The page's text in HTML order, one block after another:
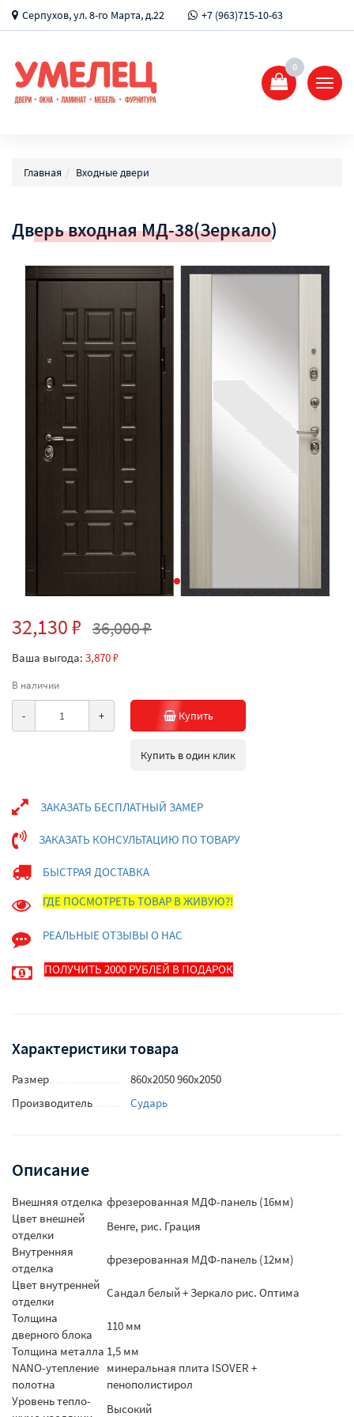
Серпухов, ул. 8-го Марта, д.22 +7 (963)715-10-63
0
Главная Входные двери
Дверь входная МД-38(Зеркало)
32,130 ₽ 36,000 ₽
Ваша выгода: 3,870 ₽
В наличии
- + Купить
Купить в один клик
ЗАКАЗАТЬ БЕСПЛАТНЫЙ ЗАМЕР
ЗАКАЗАТЬ КОНСУЛЬТАЦИЮ ПО ТОВАРУ
БЫСТРАЯ ДОСТАВКА
ГДЕ ПОСМОТРЕТЬ ТОВАР В ЖИВУЮ?!
РЕАЛЬНЫЕ ОТЗЫВЫ О НАС
ПОЛУЧИТЬ 2000 РУБЛЕЙ В ПОДАРОК
Характеристики товара
Размер
860х2050 960х2050
Производитель
Сударь
Описание
Внешняя отделка фрезерованная МДФ-панель (16мм)
Цвет внешней
отделки
Венге, рис. Грация
Внутренняя
отделка
фрезерованная МДФ-панель (12мм)
Цвет внутренней
отделки
Сандал белый + Зеркало рис. Оптима
Толщина
дверного блока
110 мм
Толщина металла 1,5 мм
NANO-утепление
полотна
минеральная плита ISOVER +
пенополистирол
Уровень тепло-
Высокий